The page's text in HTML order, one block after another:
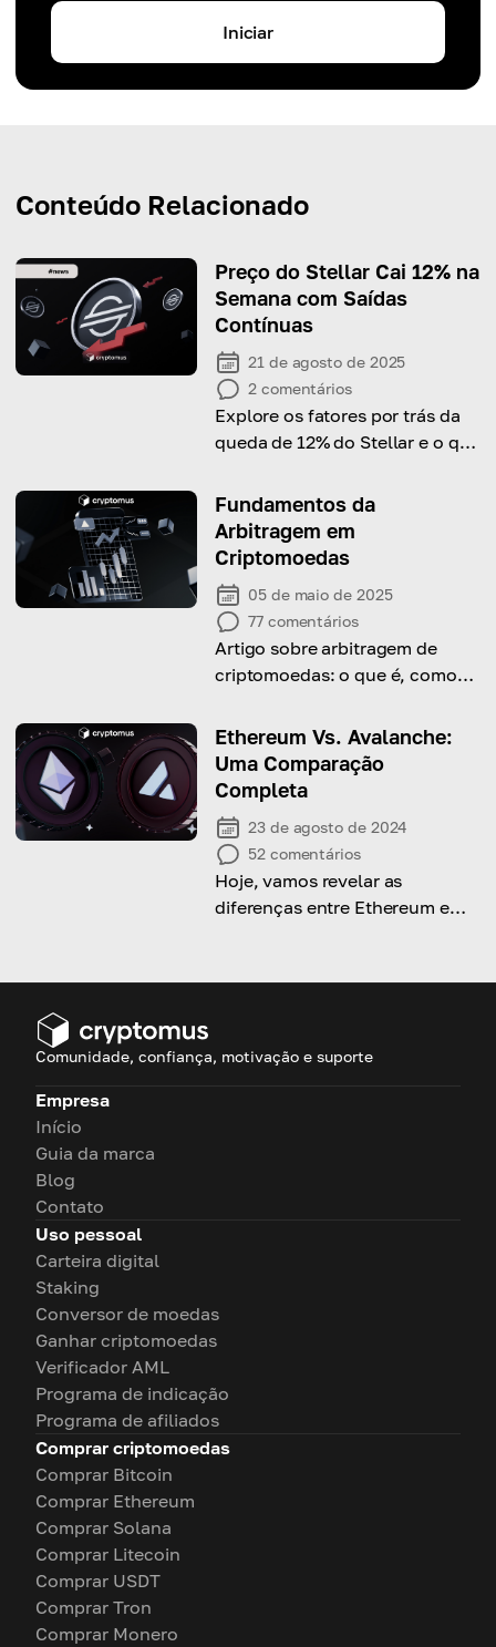
Iniciar
Conteúdo Relacionado
Preço do Stellar Cai 12% na
Semana com Saídas
Contínuas
21 de agosto de 2025
2 comentários
Explore os fatores por trás da
queda de 12% do Stellar e o que
investidores no curto prazo.
Fundamentos da
Arbitragem em
Criptomoedas
05 de maio de 2025
77 comentários
Artigo sobre arbitragem de
criptomoedas: o que é, como
conhecê-la
Ethereum Vs. Avalanche:
Uma Comparação
Completa
23 de agosto de 2024
52 comentários
Hoje, vamos revelar as
diferenças entre Ethereum e
Comunidade, confiança, motivação e suporte
Empresa
Início
Guia da marca
Blog
Contato
Uso pessoal
Carteira digital
Staking
Conversor de moedas
Ganhar criptomoedas
Verificador AML
Programa de indicação
Programa de afiliados
Comprar criptomoedas
Comprar Bitcoin
Comprar Ethereum
Comprar Solana
Comprar Litecoin
Comprar USDT
Comprar Tron
Comprar Monero